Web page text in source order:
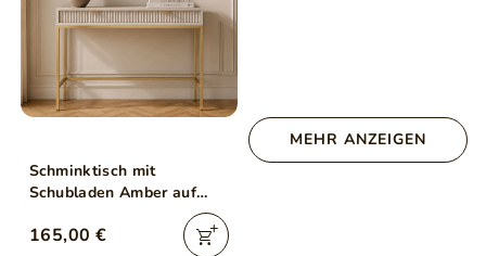
Schminktisch mit
Schubladen Amber auf
165,00 €
MEHR ANZEIGEN